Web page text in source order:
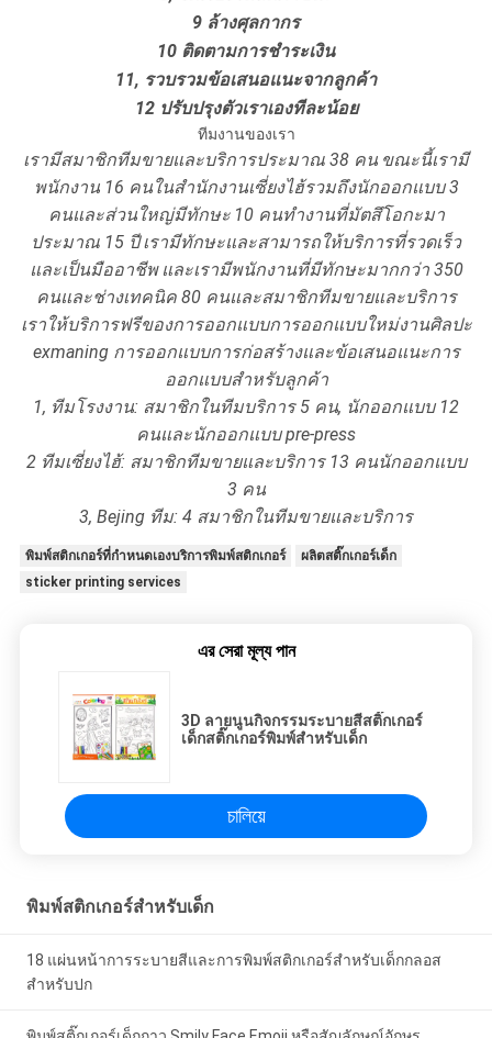
9 ล้างศุลกากร
10 ติดตามการชำระเงิน
11, รวบรวมข้อเสนอแนะจากลูกค้า
12 ปรับปรุงตัวเราเองทีละน้อย
ทีมงานของเรา
เรามีสมาชิกทีมขายและบริการประมาณ 38 คน ขณะนี้เรามี
พนักงาน 16 คนในสำนักงานเซี่ยงไฮ้รวมถึงนักออกแบบ 3
คนและส่วนใหญ่มีทักษะ 10 คนทำงานที่มัตสึโอกะมา
ประมาณ 15 ปี เรามีทักษะและสามารถให้บริการที่รวดเร็ว
และเป็นมืออาชีพ และเรามีพนักงานที่มีทักษะมากกว่า 350
คนและช่างเทคนิค 80 คนและสมาชิกทีมขายและบริการ
เราให้บริการฟรีของการออกแบบการออกแบบใหม่งานศิลปะ
exmaning การออกแบบการก่อสร้างและข้อเสนอแนะการ
ออกแบบสำหรับลูกค้า
1, ทีมโรงงาน: สมาชิกในทีมบริการ 5 คน, นักออกแบบ 12
คนและนักออกแบบ pre-press
2 ทีมเซี่ยงไฮ้: สมาชิกทีมขายและบริการ 13 คนนักออกแบบ
3 คน
3, Bejing ทีม: 4 สมาชิกในทีมขายและบริการ
พิมพ์สติกเกอร์ที่กำหนดเองบริการพิมพ์สติกเกอร์
ผลิตสติ๊กเกอร์เด็ก
sticker printing services
এর সেরা মূল্য পান
3D ลายนูนกิจกรรมระบายสีสติ๊กเกอร์
เด็กสติ๊กเกอร์พิมพ์สำหรับเด็ก
চালিয়ে
พิมพ์สติกเกอร์สำหรับเด็ก
18 แผ่นหน้าการระบายสีและการพิมพ์สติกเกอร์สำหรับเด็กกลอส
สำหรับปก